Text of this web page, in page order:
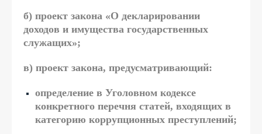
б) проект закона «О декларировании
доходов и имущества государственных
служащих»;
в) проект закона, предусматривающий:
определение в Уголовном кодексе
конкретного перечня статей, входящих в
категорию коррупционных преступлений;